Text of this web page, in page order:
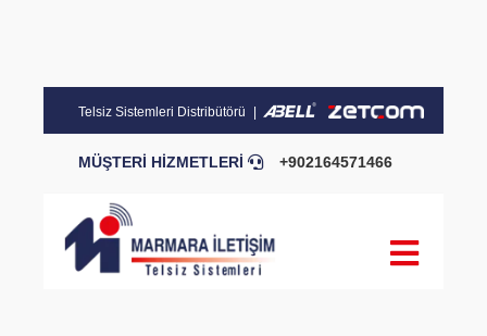
Telsiz Sistemleri Distribütörü
MÜŞTERİ HİZMETLERİ +902164571466
Blog